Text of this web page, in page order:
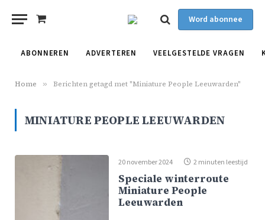
Shopping
Word abonnee
ABONNEREN ADVERTEREN VEELGESTELDE VRAGEN
Home » Berichten getagd met "Miniature People Leeuwarden"
MINIATURE PEOPLE LEEUWARDEN
20 november 2024 2 minuten leestijd
Speciale winterroute
Miniature People
Leeuwarden